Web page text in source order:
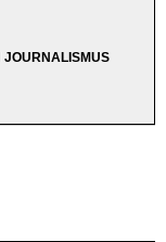
JOURNALISMUS